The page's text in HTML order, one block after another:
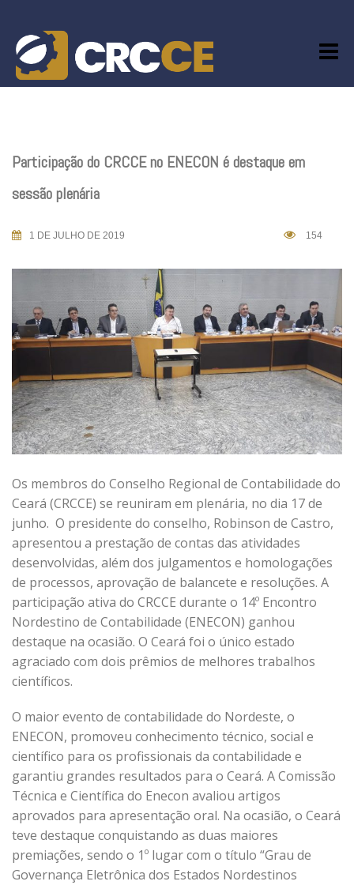
content
Participação do CRCCE no ENECON é destaque em
sessão plenária
1 DE JULHO DE 2019 154
Os membros do Conselho Regional de Contabilidade do
Ceará (CRCCE) se reuniram em plenária, no dia 17 de
junho. O presidente do conselho, Robinson de Castro,
apresentou a prestação de contas das atividades
desenvolvidas, além dos julgamentos e homologações
de processos, aprovação de balancete e resoluções. A
participação ativa do CRCCE durante o 14º Encontro
Nordestino de Contabilidade (ENECON) ganhou
destaque na ocasião. O Ceará foi o único estado
agraciado com dois prêmios de melhores trabalhos
científicos.
O maior evento de contabilidade do Nordeste, o
ENECON, promoveu conhecimento técnico, social e
científico para os profissionais da contabilidade e
garantiu grandes resultados para o Ceará. A Comissão
Técnica e Científica do Enecon avaliou artigos
aprovados para apresentação oral. Na ocasião, o Ceará
teve destaque conquistando as duas maiores
premiações, sendo o 1º lugar com o título “Grau de
Governança Eletrônica dos Estados Nordestinos